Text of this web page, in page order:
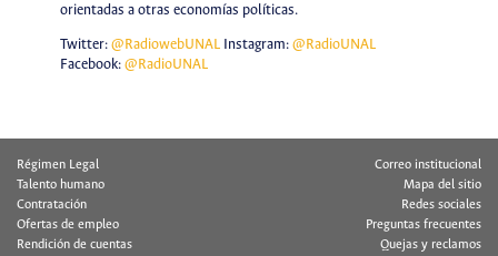
orientadas a otras economías políticas.
Twitter: @RadiowebUNALInstagram: @RadioUNAL
Facebook: @RadioUNAL
Régimen Legal
Talento humano
Contratación
Ofertas de empleo
Rendición de cuentas
Correo institucional
Mapa del sitio
Redes sociales
Preguntas frecuentes
Quejas y reclamos